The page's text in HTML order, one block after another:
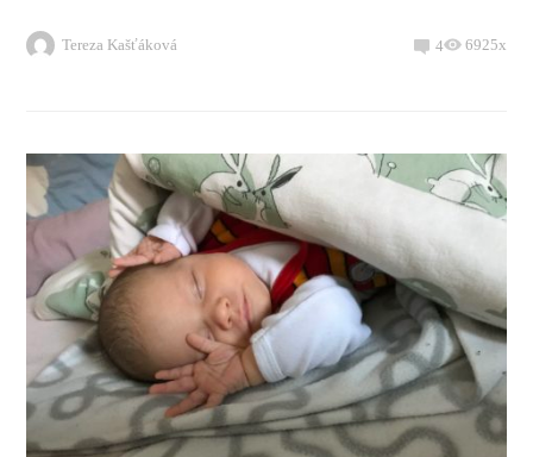
Tereza Kašťáková 4 6925x